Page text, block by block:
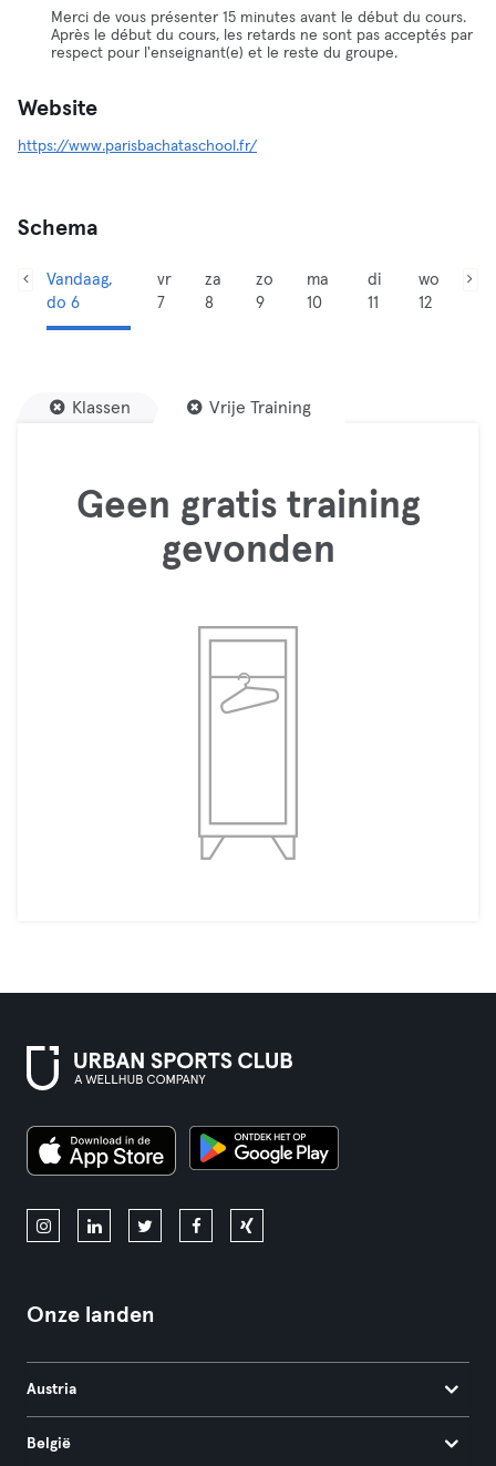
Merci de vous présenter 15 minutes avant le début du cours.
Après le début du cours, les retards ne sont pas acceptés par
respect pour l'enseignant(e) et le reste du groupe.
Website
https://www.parisbachataschool.fr/
Schema
Vandaag,
do 6
vr
7
za
8
zo
9
ma
10
di
11
wo
12
Klassen Vrije Training
Geen gratis training
gevonden
Onze landen
Austria
België